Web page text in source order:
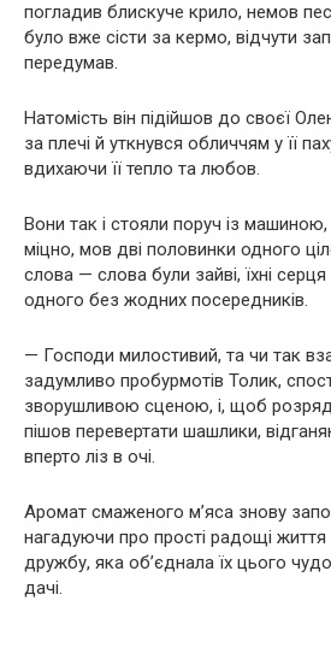
погладив блискуче крило, немов
було вже сісти за кермо, відчути
передумав.
Натомість він підійшов до своєї
за плечі й уткнувся обличчям у її
вдихаючи її тепло та любов.
Вони так і стояли поруч із
міцно, мов дві половинки одного
слова — слова були зайві, їхні
одного без жодних посередників.
— Господи милостивий, та чи так
задумливо пробурмотів Толик,
зворушливою сценою, і, щоб
пішов перевертати шашлики,
вперто ліз в очі.
Аромат смаженого м’яса знову
нагадуючи про прості радощі життя
дружбу, яка об’єднала їх цього
дачі.